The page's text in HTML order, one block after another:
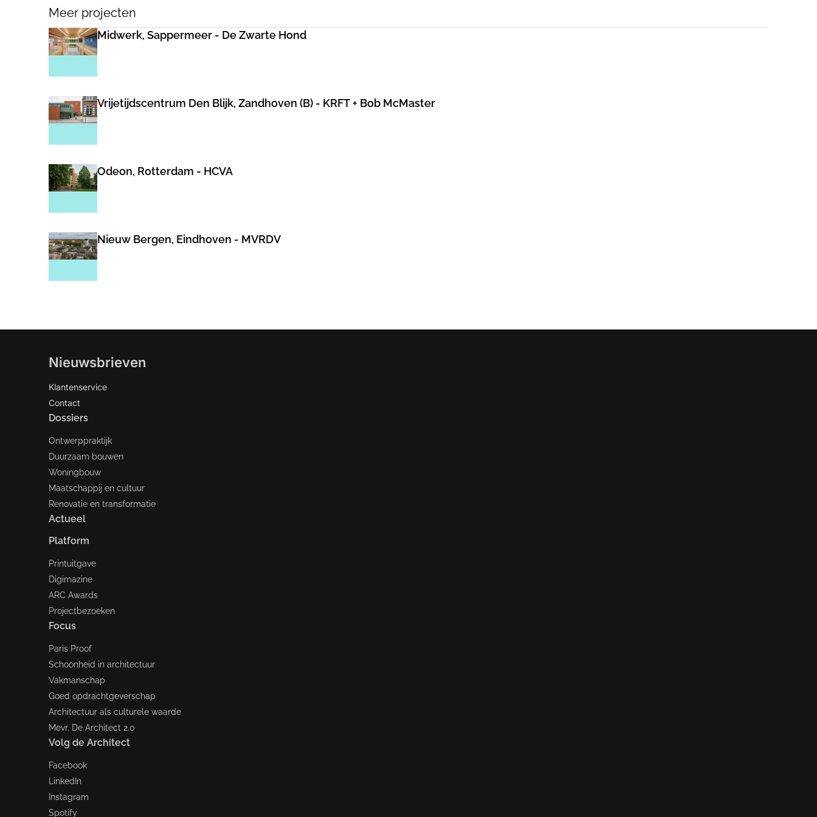
Meer projecten
Midwerk, Sappermeer - De Zwarte Hond
Vrijetijdscentrum Den Blijk, Zandhoven (B) - KRFT + Bob McMaster
Odeon, Rotterdam - HCVA
Nieuw Bergen, Eindhoven - MVRDV
Nieuwsbrieven
Klantenservice
Contact
Dossiers
Ontwerppraktijk
Duurzaam bouwen
Woningbouw
Maatschappij en cultuur
Renovatie en transformatie
Actueel
Platform
Printuitgave
Digimazine
ARC Awards
Projectbezoeken
Focus
Paris Proof
Schoonheid in architectuur
Vakmanschap
Goed opdrachtgeverschap
Architectuur als culturele waarde
Mevr. De Architect 2.0
Volg de Architect
Facebook
LinkedIn
Instagram
Spotify